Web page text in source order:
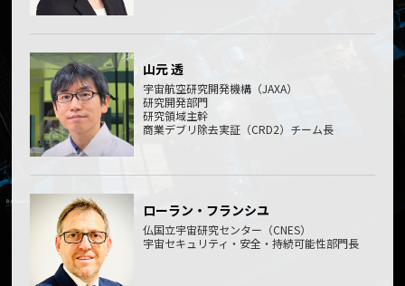
山元 透
宇宙航空研究開発機構（JAXA）
研究開発部門
研究領域主幹
商業デブリ除去実証（CRD2）チーム長
ローラン・フランシユ
仏国立宇宙研究センター（CNES）
宇宙セキュリティ・安全・持続可能性部門長